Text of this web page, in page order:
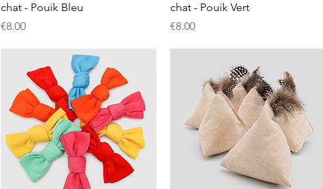
chat - Pouik Bleu
価格
€8.00
chat - Pouik Vert
価格
€8.00